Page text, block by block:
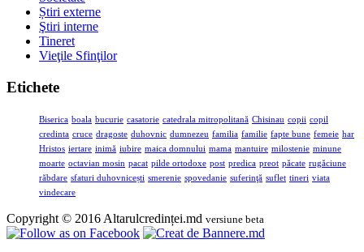
Știri externe
Ştiri interne
Tineret
Vieţile Sfinţilor
Etichete
Biserica boala bucurie casatorie catedrala mitropolitană Chisinau copii copil
credinta cruce dragoste duhovnic dumnezeu familia familie fapte bune femeie har
Hristos iertare inimă iubire maica domnului mama mantuire milostenie minune
moarte octavian mosin pacat pilde ortodoxe post predica preot păcate rugăciune
răbdare sfaturi duhovnicești smerenie spovedanie suferinţă suflet tineri viata
vindecare
Copyright © 2016 Altarulcredinței.md versiune beta